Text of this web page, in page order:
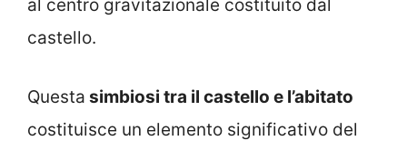
al centro gravitazionale costituito dal
castello.
Questa simbiosi tra il castello e l’abitato
costituisce un elemento significativo del